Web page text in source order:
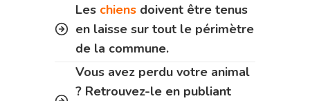
Les chiens doivent être tenus
en laisse sur tout le périmètre
de la commune.
Vous avez perdu votre animal
? Retrouvez-le en publiant